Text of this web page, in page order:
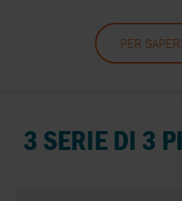
PER
3 SERIE DI 3